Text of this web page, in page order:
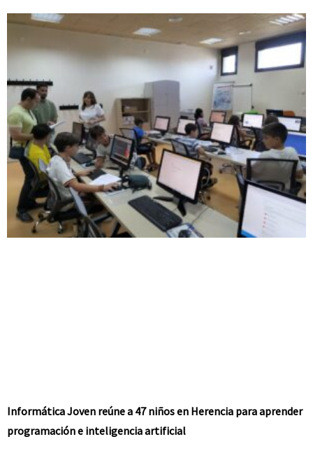
Informática Joven reúne a 47 niños en Herencia para aprender
programación e inteligencia artificial